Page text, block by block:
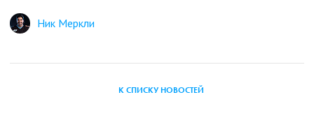
Ник Меркли
К СПИСКУ НОВОСТЕЙ